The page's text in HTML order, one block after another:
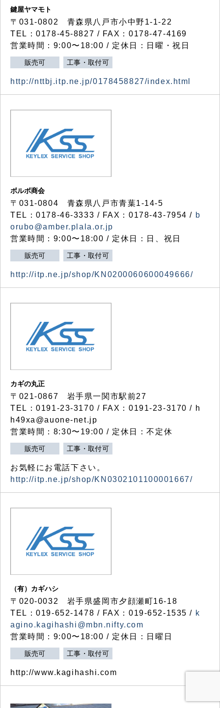
鍵屋ヤマモト
〒031-0802 青森県八戸市小中野1-1-22
TEL：0178-45-8827 / FAX：0178-47-4169
営業時間：9:00〜18:00 / 定休日：日曜・祝日
販売可 工事・取付可
http://nttbj.itp.ne.jp/0178458827/index.html
ボルボ商会
〒031-0804 青森県八戸市青葉1-14-5
TEL：0178-46-3333 / FAX：0178-43-7954 / b
orubo@amber.plala.or.jp
営業時間：9:00〜18:00 / 定休日：日、祝日
販売可 工事・取付可
http://itp.ne.jp/shop/KN0200060600049666/
カギの丸正
〒021-0867 岩手県一関市駅前27
TEL：0191-23-3170 / FAX：0191-23-3170 / h
h49xa@auone-net.jp
営業時間：8:30〜19:00 / 定休日：不定休
販売可 工事・取付可
お気軽にお電話下さい。
http://itp.ne.jp/shop/KN0302101100001667/
（有）カギハシ
〒020-0032 岩手県盛岡市夕顔瀬町16-18
TEL：019-652-1478 / FAX：019-652-1535 / k
agino.kagihashi@mbn.nifty.com
営業時間：9:00〜18:00 / 定休日：日曜日
販売可 工事・取付可
http://www.kagihashi.com